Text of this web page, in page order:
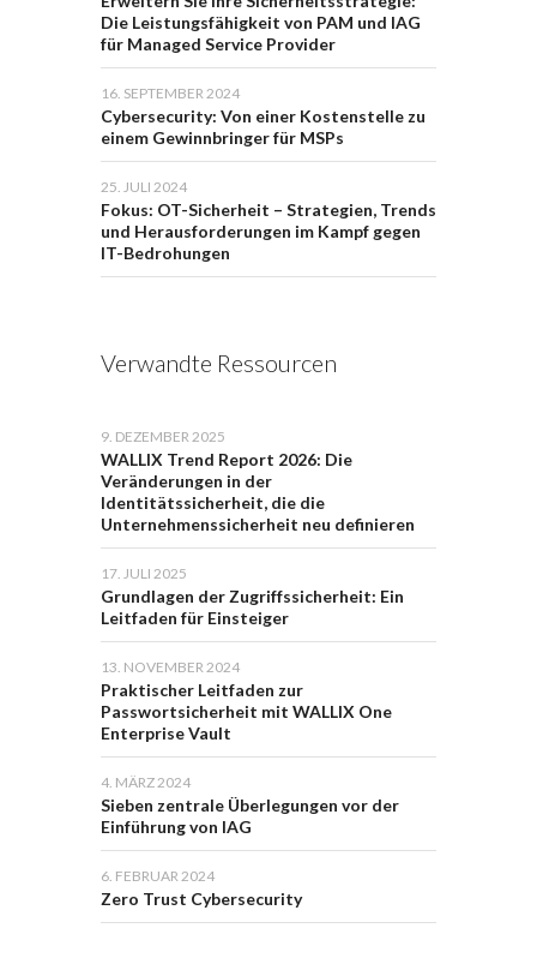
Die Leistungsfähigkeit von PAM und IAG
für Managed Service Provider
16. SEPTEMBER 2024
Cybersecurity: Von einer Kostenstelle zu
einem Gewinnbringer für MSPs
25. JULI 2024
Fokus: OT-Sicherheit – Strategien, Trends
und Herausforderungen im Kampf gegen
IT-Bedrohungen
Verwandte Ressourcen
9. DEZEMBER 2025
WALLIX Trend Report 2026: Die
Veränderungen in der
Identitätssicherheit, die die
Unternehmenssicherheit neu definieren
17. JULI 2025
Grundlagen der Zugriffssicherheit: Ein
Leitfaden für Einsteiger
13. NOVEMBER 2024
Praktischer Leitfaden zur
Passwortsicherheit mit WALLIX One
Enterprise Vault
4. MÄRZ 2024
Sieben zentrale Überlegungen vor der
Einführung von IAG
6. FEBRUAR 2024
Zero Trust Cybersecurity